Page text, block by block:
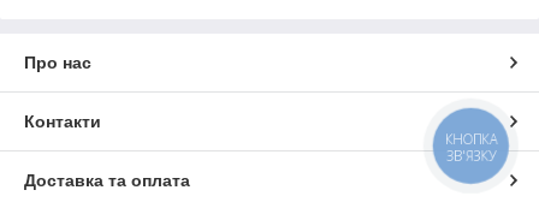
Про нас
Контакти
Доставка та оплата
КНОПКА
ЗВ'ЯЗКУ